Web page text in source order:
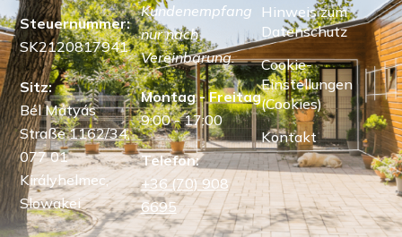
Steuernummer:
SK2120817941
Sitz:
Bél Mátyás
Straße 1162/34,
077 01
Királyhelmec,
Slowakei
Kundenempfang
nur nach
Vereinbarung.
Montag - Freitag
9:00 - 17:00
Telefon:
+36 (70) 908
6695
Hinweis zum
Datenschutz
Cookie-
Einstellungen
(Cookies)
Kontakt